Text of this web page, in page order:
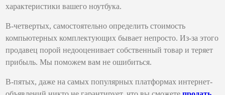
характеристики вашего ноутбука.
В-четвертых, самостоятельно определить стоимость
компьютерных комплектующих бывает непросто. Из-за этого
продавец порой недооценивает собственный товар и теряет
прибыль. Мы поможем вам не ошибиться.
В-пятых, даже на самых популярных платформах интернет-